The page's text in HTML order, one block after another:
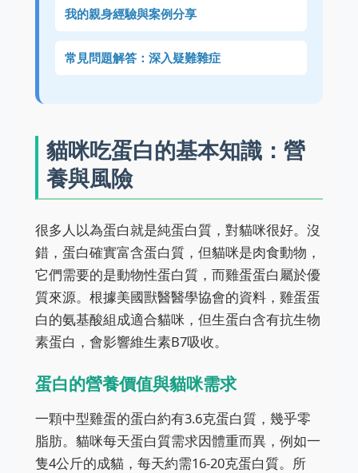
我的親身經驗與案例分享
常見問題解答：深入疑難雜症
貓咪吃蛋白的基本知識：營
養與風險
很多人以為蛋白就是純蛋白質，對貓咪很好。沒
錯，蛋白確實富含蛋白質，但貓咪是肉食動物，
它們需要的是動物性蛋白質，而雞蛋蛋白屬於優
質來源。根據美國獸醫醫學協會的資料，雞蛋蛋
白的氨基酸組成適合貓咪，但生蛋白含有抗生物
素蛋白，會影響維生素B7吸收。
蛋白的營養價值與貓咪需求
一顆中型雞蛋的蛋白約有3.6克蛋白質，幾乎零
脂肪。貓咪每天蛋白質需求因體重而異，例如一
隻4公斤的成貓，每天約需16-20克蛋白質。所